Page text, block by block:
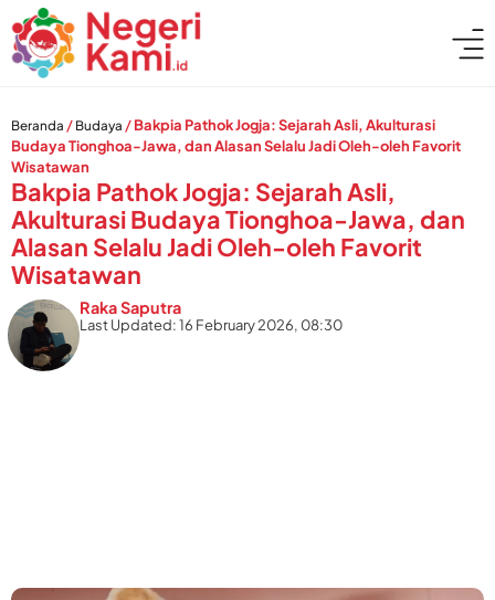
Beranda / Budaya /Bakpia Pathok Jogja: Sejarah Asli, Akulturasi
Budaya Tionghoa-Jawa, dan Alasan Selalu Jadi Oleh-oleh Favorit
Wisatawan
Bakpia Pathok Jogja: Sejarah Asli,
Akulturasi Budaya Tionghoa-Jawa, dan
Alasan Selalu Jadi Oleh-oleh Favorit
Wisatawan
Raka Saputra
Last Updated: 16 February 2026, 08:30